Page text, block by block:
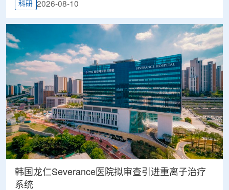
科研 2026-08-10
韩国龙仁Severance医院拟审查引进重离子治疗
系统